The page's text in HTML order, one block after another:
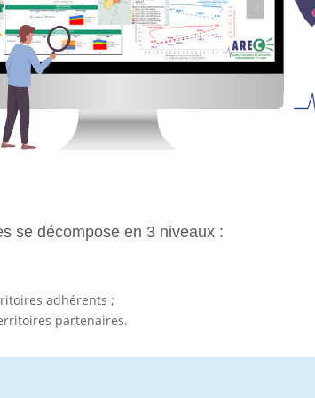
se décompose en 3 niveaux :
adhérents ;
partenaires.